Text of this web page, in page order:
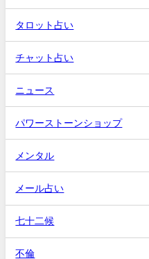
タロット占い
チャット占い
ニュース
パワーストーンショップ
メンタル
メール占い
七十二候
不倫